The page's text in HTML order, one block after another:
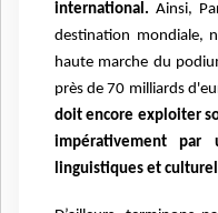
international. Ainsi,
destination mondiale,
haute marche du
près de 70 milliards
doit encore exploiter
impérativement par
linguistiques et